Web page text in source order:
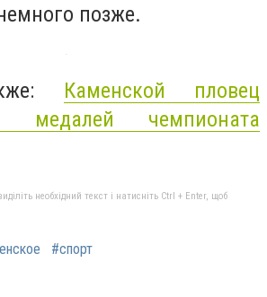
позже.
Каменской пловец
медалей чемпионата
необхідний текст і натисніть Ctrl + Enter, щоб
#спорт